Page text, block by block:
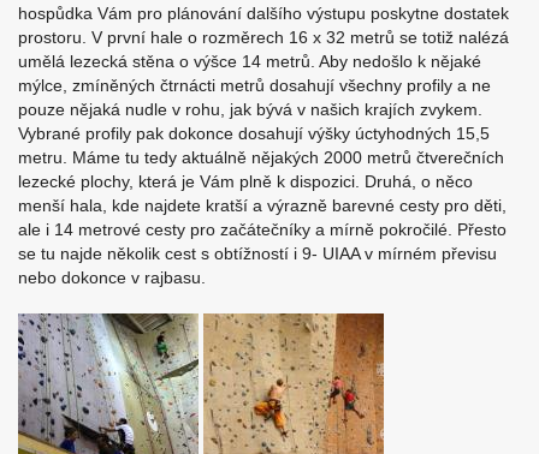
hospůdka Vám pro plánování dalšího výstupu poskytne dostatek
prostoru. V první hale o rozměrech 16 x 32 metrů se totiž nalézá
umělá lezecká stěna o výšce 14 metrů. Aby nedošlo k nějaké
mýlce, zmíněných čtrnácti metrů dosahují všechny profily a ne
pouze nějaká nudle v rohu, jak bývá v našich krajích zvykem.
Vybrané profily pak dokonce dosahují výšky úctyhodných 15,5
metru. Máme tu tedy aktuálně nějakých 2000 metrů čtverečních
lezecké plochy, která je Vám plně k dispozici. Druhá, o něco
menší hala, kde najdete kratší a výrazně barevné cesty pro děti,
ale i 14 metrové cesty pro začátečníky a mírně pokročilé. Přesto
se tu najde několik cest s obtížností i 9- UIAA v mírném převisu
nebo dokonce v rajbasu.